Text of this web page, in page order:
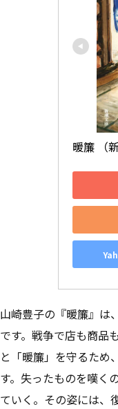
暖簾 （
山崎豊子の『暖簾』は
です。戦争で店も商品
と「暖簾」を守るため
す。失ったものを嘆く
ていく。その姿には、